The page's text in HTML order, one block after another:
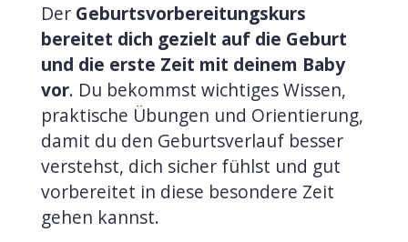
Der Geburtsvorbereitungskurs
bereitet dich gezielt auf die Geburt
und die erste Zeit mit deinem Baby
vor. Du bekommst wichtiges Wissen,
praktische Übungen und Orientierung,
damit du den Geburtsverlauf besser
verstehst, dich sicher fühlst und gut
vorbereitet in diese besondere Zeit
gehen kannst.